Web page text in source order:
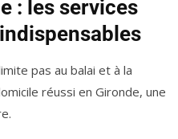
: les services
pas au balai et à la
réussi en Gironde, une